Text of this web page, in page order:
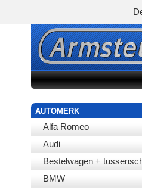
AUTOMERK
Alfa Romeo
Audi
Bestelwagen +
BMW
WINKELWAGEN